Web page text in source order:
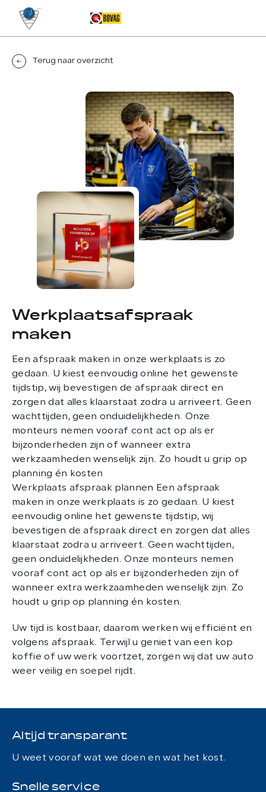
Terug naar overzicht
Werkplaatsafspraak
maken
Een afspraak maken in onze werkplaats is zo
gedaan. U kiest eenvoudig online het gewenste
tijdstip, wij bevestigen de afspraak direct en
zorgen dat alles klaarstaat zodra u arriveert. Geen
wachttijden, geen onduidelijkheden. Onze
monteurs nemen vooraf cont act op als er
bijzonderheden zijn of wanneer extra
werkzaamheden wenselijk zijn. Zo houdt u grip op
planning én kosten
Werkplaats afspraak plannen Een afspraak
maken in onze werkplaats is zo gedaan. U kiest
eenvoudig online het gewenste tijdstip, wij
bevestigen de afspraak direct en zorgen dat alles
klaarstaat zodra u arriveert. Geen wachttijden,
geen onduidelijkheden. Onze monteurs nemen
vooraf cont act op als er bijzonderheden zijn of
wanneer extra werkzaamheden wenselijk zijn. Zo
houdt u grip op planning én kosten.
Uw tijd is kostbaar, daarom werken wij efficiënt en
volgens afspraak. Terwijl u geniet van een kop
koffie of uw werk voortzet, zorgen wij dat uw auto
weer veilig en soepel rijdt.
Altijd transparant
U weet vooraf wat we doen en wat het kost.
Snelle service